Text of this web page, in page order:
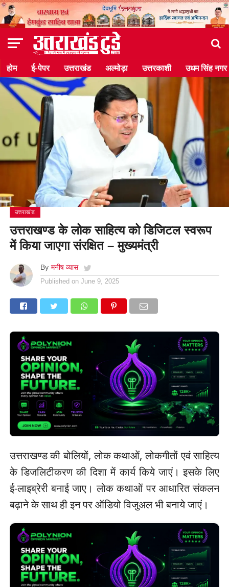
होम ई-पेपर उत्तराखंड अल्मोड़ा उत्तरकाशी उधम सिंह नगर
उत्तराखंड
उत्तराखण्ड के लोक साहित्य को डिजिटल स्वरूप
में किया जाएगा संरक्षित – मुख्यमंत्री
By मनीष व्यास
Published on June 9, 2025
उत्तराखण्ड की बोलियों, लोक कथाओं, लोकगीतों एवं साहित्य
के डिजलिटीकरण की दिशा में कार्य किये जाएं। इसके लिए
ई-लाइब्रेरी बनाई जाए। लोक कथाओं पर आधारित संकलन
बढ़ाने के साथ ही इन पर ऑडियो विजुअल भी बनाये जाएं।